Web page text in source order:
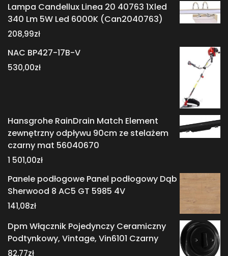
Lampa Candellux Linea 20 40763 1Xled
340 Lm 5W Led 6000K (Can2040763)
208,99zł
NAC BP427-17B-V
530,00zł
Hansgrohe RainDrain Match Element
zewnętrzny odpływu 90cm ze stelażem
czarny mat 56040670
1 501,00zł
Panele podłogowe Panel podłogowy Dąb
Sherwood 8 AC5 GT 5985 4V
141,08zł
Dpm Włącznik Pojedynczy Ceramiczny
Podtynkowy, Vintage, Vin6101 Czarny
82,77zł